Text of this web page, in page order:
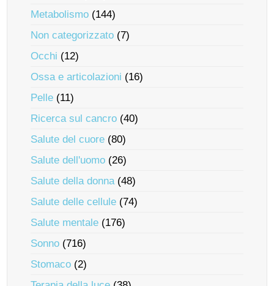
Metabolismo (144)
Non categorizzato (7)
Occhi (12)
Ossa e articolazioni (16)
Pelle (11)
Ricerca sul cancro (40)
Salute del cuore (80)
Salute dell'uomo (26)
Salute della donna(48)
Salute delle cellule (74)
Salute mentale (176)
Sonno (716)
Stomaco (2)